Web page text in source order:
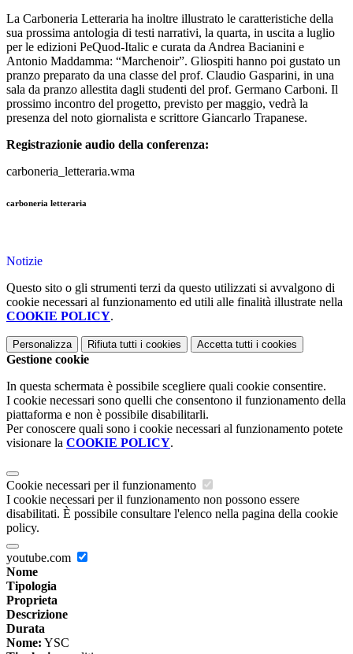
La Carboneria Letteraria ha inoltre illustrato le caratteristiche della
sua prossima antologia di testi narrativi, la quarta, in uscita a luglio
per le edizioni PeQuod-Italic e curata da Andrea Bacianini e
Antonio Maddamma: “Marchenoir”. Gliospiti hanno poi gustato un
pranzo preparato da una classe del prof. Claudio Gasparini, in una
sala da pranzo allestita dagli studenti del prof. Germano Carboni. Il
prossimo incontro del progetto, previsto per maggio, vedrà la
presenza del noto giornalista e scrittore Giancarlo Trapanese.
Registrazionie audio della conferenza:
carboneria_letteraria.wma
carboneria letteraria
Notizie
Questo sito o gli strumenti terzi da questo utilizzati si avvalgono di
cookie necessari al funzionamento ed utili alle finalità illustrate nella
COOKIE POLICY.
Personalizza Rifiuta tutti i cookies Accetta tutti i cookies
Gestione cookie
In questa schermata è possibile scegliere quali cookie consentire.
I cookie necessari sono quelli che consentono il funzionamento della
piattaforma e non è possibile disabilitarli.
Per conoscere quali sono i cookie necessari al funzionamento potete
visionare la COOKIE POLICY.
Cookie necessari per il funzionamento
I cookie necessari per il funzionamento non possono essere
disabilitati. È possibile consultare l'elenco nella pagina della cookie
policy.
youtube.com
Nome
Tipologia
Proprieta
Descrizione
Durata
Nome: YSC